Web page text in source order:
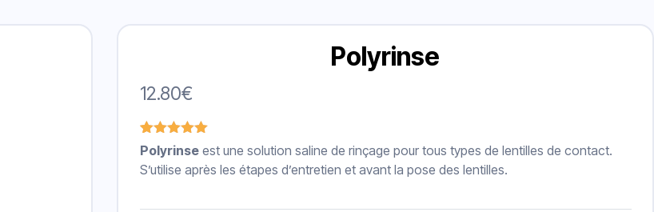
Polyrinse
12.80€
Noté5.00
sur 5
basé sur
1
Polyrinseest une solution saline de rinçage pour tous types de lentilles de contact.
S’utilise après les étapes d’entretien et avant la pose des lentilles.